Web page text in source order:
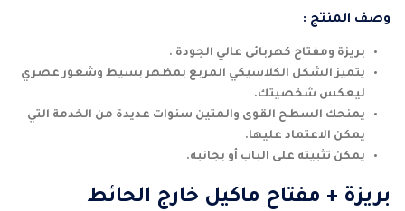
وصف المنتج :
بريزة ومفتاح كهربائى عالي الجودة .
يتميز الشكل الكلاسيكي المربع بمظهر بسيط وشعور عصري
ليعكس شخصيتك.
يمنحك السطح القوى والمتين سنوات عديدة من الخدمة التي
يمكن الاعتماد عليها.
يمكن تثبيته على الباب أو بجانبه.
بريزة + مفتاح ماكيل خارج الحائط